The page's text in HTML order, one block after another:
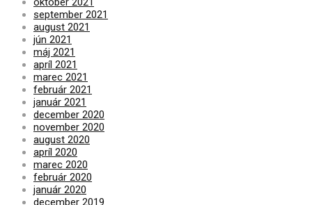
september 2021
august 2021
jún 2021
máj 2021
apríl 2021
marec 2021
február 2021
január 2021
december 2020
november 2020
august 2020
apríl 2020
marec 2020
február 2020
január 2020